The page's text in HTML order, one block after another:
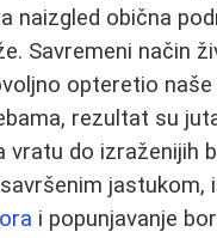
naizgled obična
Savremeni način
opteretio
rezultat su
vratu do izraženijih
i popunjavanje